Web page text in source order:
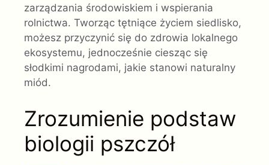
zarządzania środowiskiem i wspierania
rolnictwa. Tworząc tętniące życiem siedlisko,
możesz przyczynić się do zdrowia lokalnego
ekosystemu, jednocześnie ciesząc się
słodkimi nagrodami, jakie stanowi naturalny
miód.
Zrozumienie podstaw
biologii pszczół